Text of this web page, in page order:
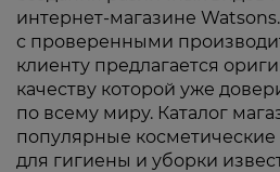
интернет-магазине
с проверенными
клиенту предлагается
качеству которой уже
по всему миру. Каталог
популярные косметические
для гигиены и уборки